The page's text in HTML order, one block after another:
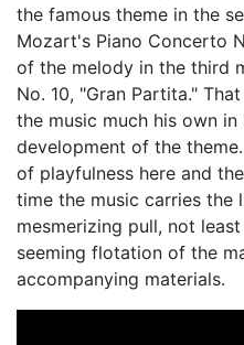
the famous theme in the
Mozart's Piano Concerto
of the melody in the third
No. 10, "Gran Partita."
the music much his own
development of the
of playfulness here and
time the music carries the
mesmerizing pull, not
seeming flotation of the
accompanying materials.